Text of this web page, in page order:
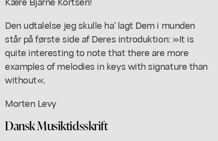
Den udtalelse jeg skulle ha' lagt Dem i munden
står på første side af Deres introduktion: »It is
quite interesting to note that there are more
examples of melodies in keys with signature than
without«.
Morten Levy
Dansk Musiktidsskrift